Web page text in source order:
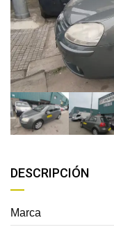
DESCRIPCIÓN
Marca